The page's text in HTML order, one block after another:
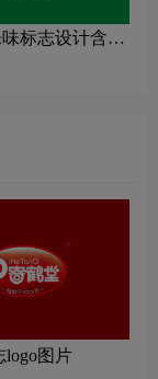
标志设计含义
logo图片